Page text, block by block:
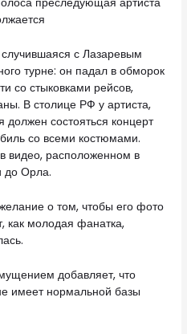
с Лазаревым
турне: он падал в обморок
со стыковками рейсов,
В столице РФ у артиста,
должен состояться концерт
со всеми костюмами.
видео, расположенном в
до Орла.
о том, чтобы его фото
как молодая фанатка,
добавляет, что
имеет нормальной базы